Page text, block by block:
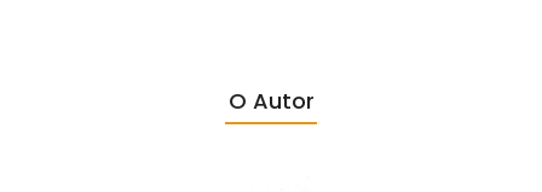
O Autor